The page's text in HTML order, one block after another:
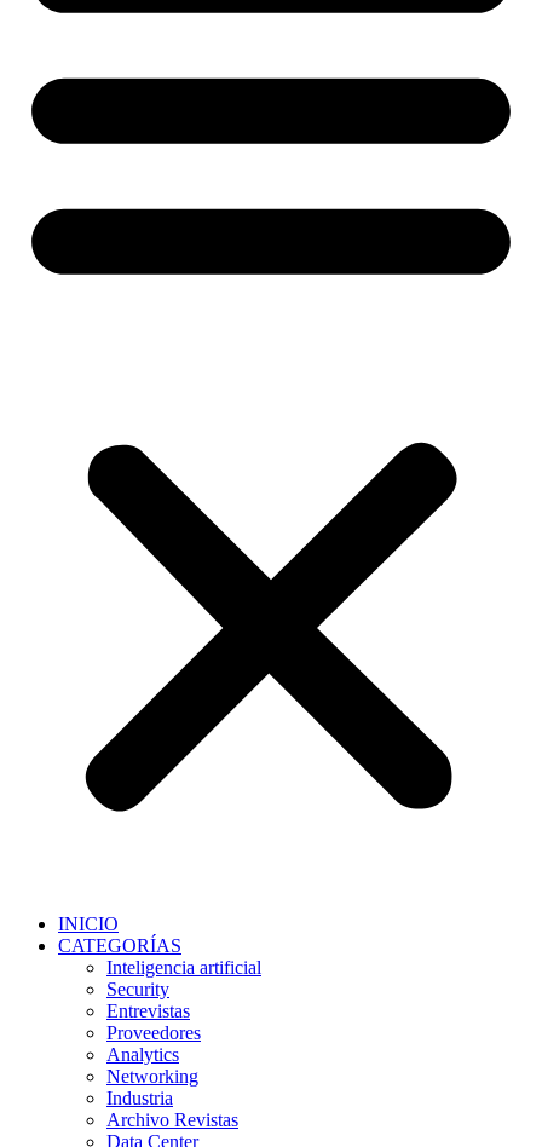
INICIO
CATEGORÍAS
Inteligencia artificial
Security
Entrevistas
Proveedores
Analytics
Networking
Industria
Archivo Revistas
Data Center